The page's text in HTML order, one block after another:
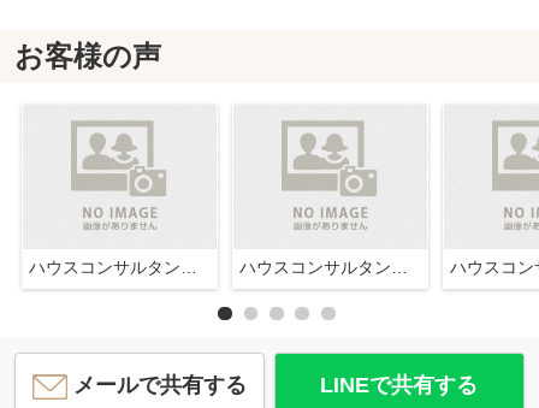
お客様の声
ハウスコンサルタント株式会社西宮店 ハウスコンサルタント株式会社西宮店
メールで共有する LINEで共有する